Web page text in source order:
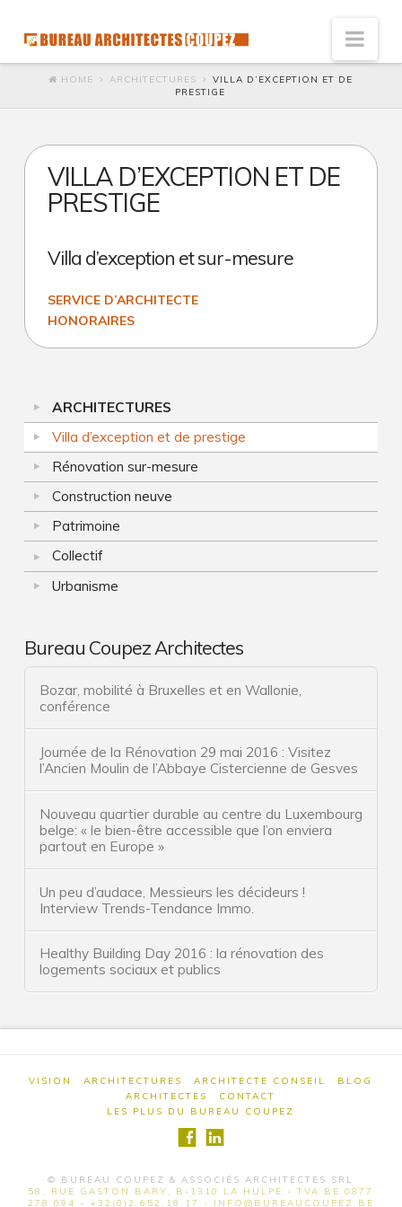
Développement durable
Accessibilité économique
Ecologie
Architectures
Construction neuve
Villa d’exception et de prestige
Patrimoine
Innovation : l’architecte de solutions
Construction neuve
Patrimoine
Urbanisme
Honoraire
Collectif
Expertise
Innovation : l’architecte de solutions
HOME ARCHITECTURES
VILLA D’EXCEPTION ET DE
PRESTIGE
VILLA D’EXCEPTION ET DE
PRESTIGE
Villa d’exception et sur-mesure
SERVICE D’ARCHITECTE
HONORAIRES
D’EXCEPTION
ET
DE
PRESTIGE02.25.2016
ARCHITECTURES
Villa d’exception et de prestige
Rénovation sur-mesure
Construction neuve
Patrimoine
Collectif
Urbanisme
Bureau Coupez Architectes
Bozar, mobilité à Bruxelles et en Wallonie,
conférence
Journée de la Rénovation 29 mai 2016 : Visitez
l’Ancien Moulin de l’Abbaye Cistercienne de Gesves
Nouveau quartier durable au centre du Luxembourg
belge: « le bien-être accessible que l’on enviera
partout en Europe »
Un peu d’audace, Messieurs les décideurs !
Interview Trends-Tendance Immo.
Healthy Building Day 2016 : la rénovation des
logements sociaux et publics
VISION ARCHITECTURES ARCHITECTE CONSEIL
BLOG
ARCHITECTES
CONTACT
LES PLUS DU BUREAU COUPEZ
© BUREAU COUPEZ & ASSOCIÉS ARCHITECTES SRL
58, RUE GASTON BARY, B-1310 LA HULPE - TVA BE 0877
278 094 - +32(0)2 652.18.17 - INFO@BUREAUCOUPEZ.BE